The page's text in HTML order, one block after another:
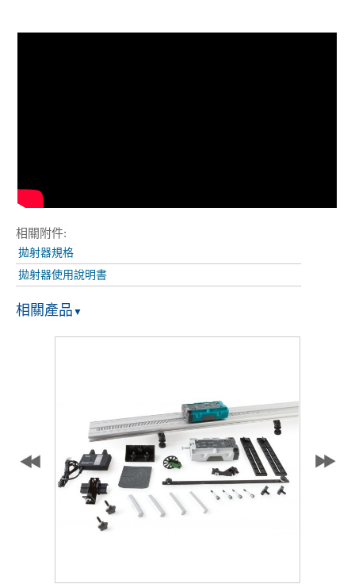
相關附件:
拋射器規格
拋射器使用說明書
相關產品 ▼